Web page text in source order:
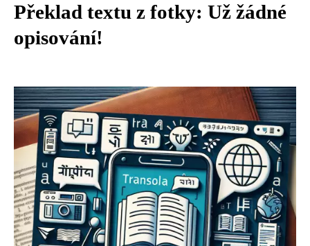
Překlad textu z fotky: Už žádné
opisování!